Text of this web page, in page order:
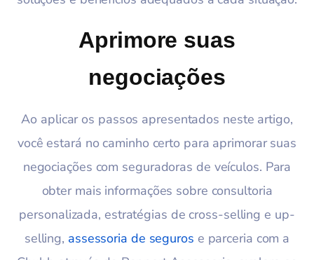
Aprimore suas
negociações
Ao aplicar os passos apresentados neste artigo,
você estará no caminho certo para aprimorar suas
negociações com seguradoras de veículos. Para
obter mais informações sobre consultoria
personalizada, estratégias de cross-selling e up-
selling, assessoria de seguros e parceria com a